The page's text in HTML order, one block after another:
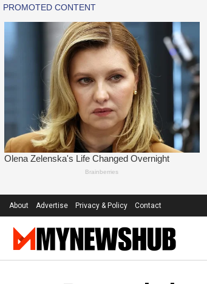
About Advertise Privacy & Policy Contact